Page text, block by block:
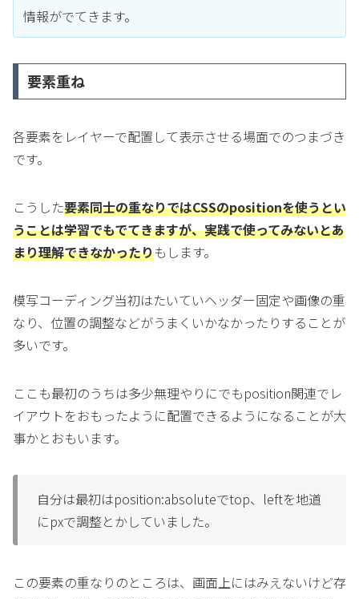
情報がでてきます。
要素重ね
各要素をレイヤーで配置して表示させる場面でのつまづき
です。
こうした要素同士の重なりではCSSのpositionを使うとい
うことは学習でもでてきますが、実践で使ってみないとあ
まり理解できなかったりもします。
模写コーディング当初はたいていヘッダー固定や画像の重
なり、位置の調整などがうまくいかなかったりすることが
多いです。
ここも最初のうちは多少無理やりにでもposition関連でレ
イアウトをおもったように配置できるようになることが大
事かとおもいます。
自分は最初はposition:absoluteでtop、leftを地道
にpxで調整とかしていました。
この要素の重なりのところは、画面上にはみえないけど存